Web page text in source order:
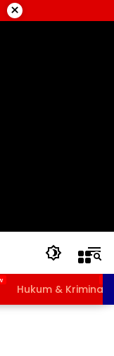
×
Hukum & Kriminal